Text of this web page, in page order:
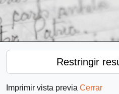
Restringir
Imprimir vista previa Cerrar